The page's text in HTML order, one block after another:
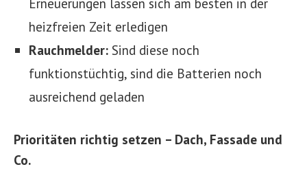
heizfreien Zeit erledigen
Rauchmelder: Sind diese noch
funktionstüchtig, sind die Batterien noch
ausreichend geladen
Prioritäten richtig setzen – Dach, Fassade und
Co.